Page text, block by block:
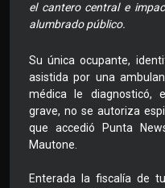
el cantero central e
alumbrado público.
Su única ocupante,
asistida por una
médica le diagnosticó,
grave, no se autoriza
que accedió Punta
Mautone.
Enterada la fiscalía de